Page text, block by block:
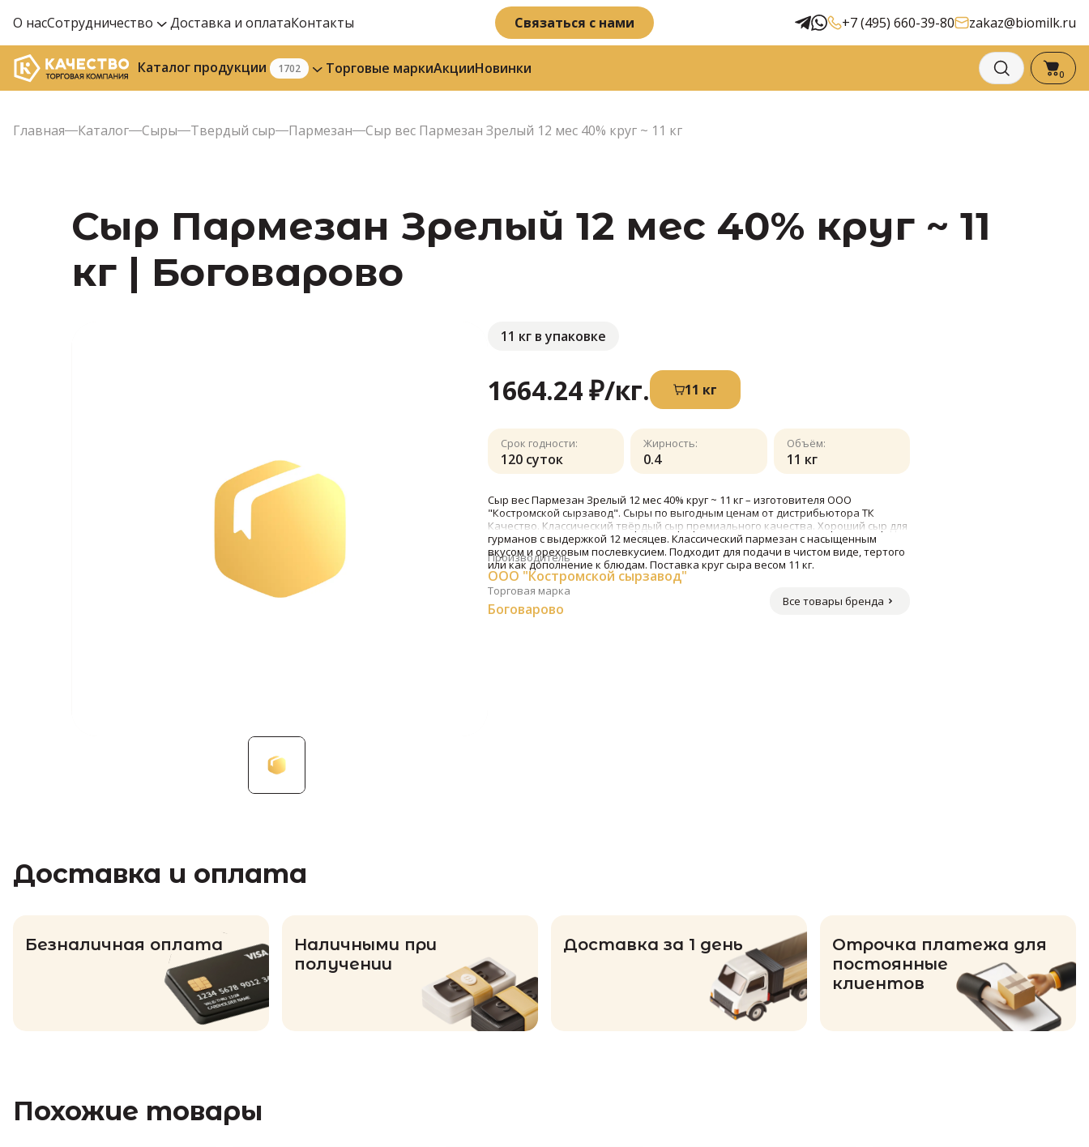
О насСотрудничество Доставка и оплатаКонтакты Связаться с нами +7 (495) 660-39-80 zakaz@biomilk.ru
Каталог продукции 1702 Торговые маркиАкцииНовинки 0
Главная Каталог Сыры Твердый сыр Пармезан Сыр вес Пармезан Зрелый 12 мес 40% круг ~ 11 кг
Сыр Пармезан Зрелый 12 мес 40% круг ~ 11
кг | Боговарово
11 кг в упаковке
1664.24 ₽/кг. 11 кг
Срок годности:
120 суток
Жирность:
0.4
Объём:
11 кг
Сыр вес Пармезан Зрелый 12 мес 40% круг ~ 11 кг – изготовителя ООО
"Костромской сырзавод". Сыры по выгодным ценам от дистрибьютора ТК
Качество. Классический твёрдый сыр премиального качества. Хороший сыр для
гурманов с выдержкой 12 месяцев. Классический пармезан с насыщенным
вкусом и ореховым послевкусием. Подходит для подачи в чистом виде, тертого
или как дополнение к блюдам. Поставка круг сыра весом 11 кг.
Производитель
ООО "Костромской сырзавод"
Торговая марка
Боговарово Все товары бренда
Доставка и оплата
Безналичная оплата
Наличными при
получении
Доставка за 1 день
Отрочка платежа для
постоянные
клиентов
Похожие товары